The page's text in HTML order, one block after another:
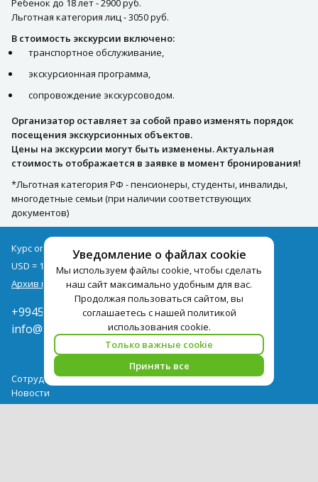
Ребенок до 18 лет - 2900 руб.
Льготная категория лиц - 3050 руб.
В стоимость экскурсии включено:
транспортное обслуживание,
экскурсионная программа,
сопровождение экскурсоводом.
Организатор оставляет за собой право изменять порядок
посещения экскурсионных объектов.
Цены на экскурсии могут быть изменены. Актуальная
стоимость отображается в заявке в момент бронирования!
*Льготная категория РФ - пенсионеры, студенты, инвалиды,
многодетные семьи (при наличии соответствующих
документов)
Уведомление о файлах cookie
Мы используем файлы cookie, чтобы сделать
наш сайт максимально удобным для вас.
Продолжая пользоваться сайтом, вы
соглашаетесь с нашей политикой
использования cookie.
Только важные cookie
Принять все
Курс оплаты туров на 10.08
USD = 1,71
EUR = 1,97
Архив курсов
+994502285435
info@pegast.az
Сотрудничество
Новости
Поиск Тура